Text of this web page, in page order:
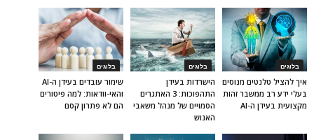
בלוגים
שימור עובדים בעידן ה-AI
והאי-וודאות: למה פיטורים
הם לא פתרון קסם
בלוגים
הישרדות בעידן
התהפוכות: 3 האתגרים
הסמויים של מנהל משאבי
האנוש
בלוגים
איך להציל טלנטים מנוסים
בעלי ידע רב ממשבר זהות
מקצועית בעידן ה-AI